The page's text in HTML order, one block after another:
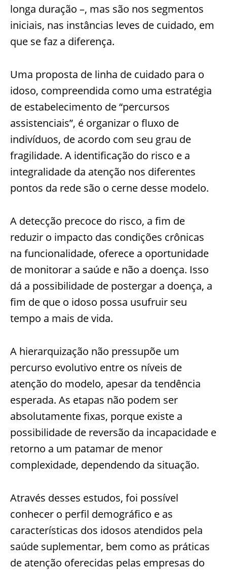
longa duração –, mas são nos segmentos
iniciais, nas instâncias leves de cuidado, em
que se faz a diferença.
Uma proposta de linha de cuidado para o
idoso, compreendida como uma estratégia
de estabelecimento de “percursos
assistenciais”, é organizar o ﬂuxo de
indivíduos, de acordo com seu grau de
fragilidade. A identificação do risco e a
integralidade da atenção nos diferentes
pontos da rede são o cerne desse modelo.
A detecção precoce do risco, a fim de
reduzir o impacto das condições crônicas
na funcionalidade, oferece a oportunidade
de monitorar a saúde e não a doença. Isso
dá a possibilidade de postergar a doença, a
fim de que o idoso possa usufruir seu
tempo a mais de vida.
A hierarquização não pressupõe um
percurso evolutivo entre os níveis de
atenção do modelo, apesar da tendência
esperada. As etapas não podem ser
absolutamente fixas, porque existe a
possibilidade de reversão da incapacidade e
retorno a um patamar de menor
complexidade, dependendo da situação.
Através desses estudos, foi possível
conhecer o perfil demográfico e as
características dos idosos atendidos pela
saúde suplementar, bem como as práticas
de atenção oferecidas pelas empresas do